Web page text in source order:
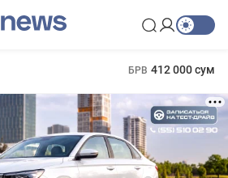
БРВ 412 000 сум